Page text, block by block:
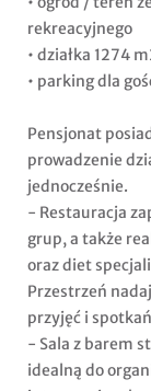
rekreacyjnego
• działka 1274
• parking dla
Pensjonat
prowadzenie
jednocześnie.
- Restauracja
grup, a także
oraz diet
Przestrzeń
przyjęć i
- Sala z barem
idealną do